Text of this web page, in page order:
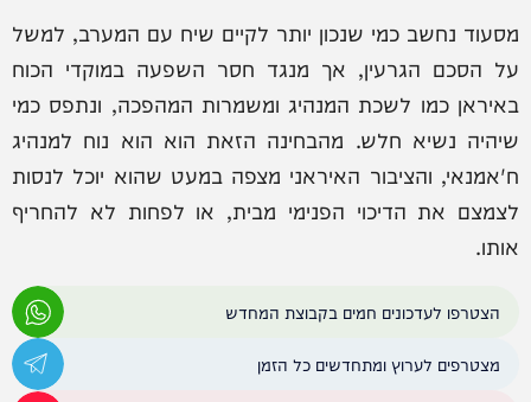
מסעוד נחשב כמי שנכון יותר לקיים שיח עם המערב, למשל
על הסכם הגרעין, אך מנגד חסר השפעה במוקדי הכוח
באיראן כמו לשכת המנהיג ומשמרות המהפכה, ונתפס כמי
שיהיה נשיא חלש. מהבחינה הזאת הוא הוא נוח למנהיג
ח'אמנאי, והציבור האיראני מצפה במעט שהוא יוכל לנסות
לצמצם את הדיכוי הפנימי מבית, או לפחות לא להחריף
אותו.
הצטרפו לעדכונים חמים בקבוצת המחדש
מצטרפים לערוץ ומתחדשים כל הזמן